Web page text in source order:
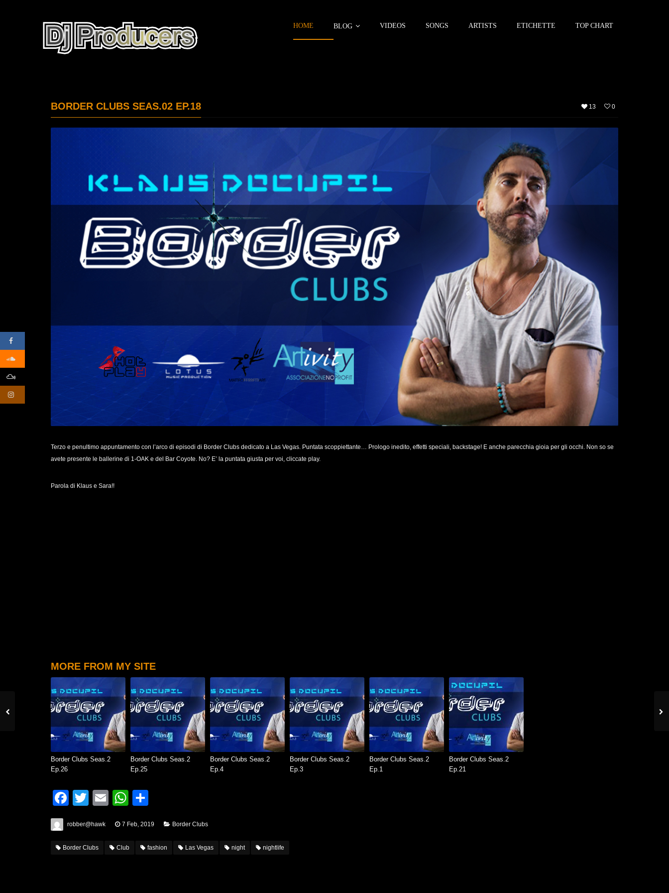
HOME BLOG VIDEOS SONGS ARTISTS ETICHETTE TOP CHART
13 0
BORDER CLUBS SEAS.02 EP.18
Terzo e penultimo appuntamento con l’arco di episodi di Border Clubs dedicato a Las Vegas. Puntata scoppiettante… Prologo inedito, effetti speciali, backstage! E anche parecchia gioia per gli occhi. Non so se
avete presente le ballerine di 1-OAK e del Bar Coyote. No? E’ la puntata giusta per voi, cliccate play.
Parola di Klaus e Sara!!
MORE FROM MY SITE
Border Clubs Seas.2
Ep.26
Border Clubs Seas.2
Ep.25
Border Clubs Seas.2
Ep.4
Border Clubs Seas.2
Ep.3
Border Clubs Seas.2
Ep.1
Border Clubs Seas.2
Ep.21
Facebook
Twitter
EmailWhatsApp
robber@hawk 7 Feb, 2019 Border Clubs
Border Clubs Club fashion Las Vegas night nightlife